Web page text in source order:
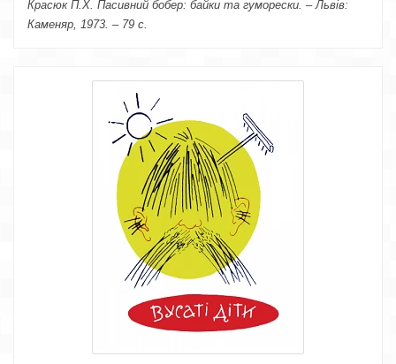
Красюк П.Х. Пасивний бобер: байки та гуморески. – Львів:
Каменяр, 1973. – 79 с.